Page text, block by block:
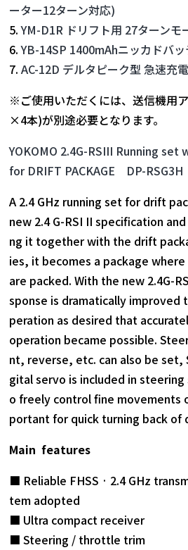
ーター12ターン対応)
5.YM-D1R ドリフト用 27ターンモ
6.YB-14SP 1400mAhニッカドバッ
7.AC-12D デルタピーク型 急速充
※ご使用いただくには、送信機用
×4本)が別途必要となります。
YOKOMO 2.4G-RSIII Running
for DRIFT PACKAGE DP-
A 2.4 GHz running set for drift
new 2.4 G-RSI II specification
ng it together with the drift
ies, it becomes a package
are packed. With the new 2.4G-
sponse is dramatically improved
peration as desired that
operation became possible.
nt, reverse, etc. can also be set,
gital servo is included in
o freely control fine movements
portant for quick turning back of
Main features
■ Reliable FHSS · 2.4 GHz
tem adopted
■ Ultra compact receiver
■ Steering / throttle trim